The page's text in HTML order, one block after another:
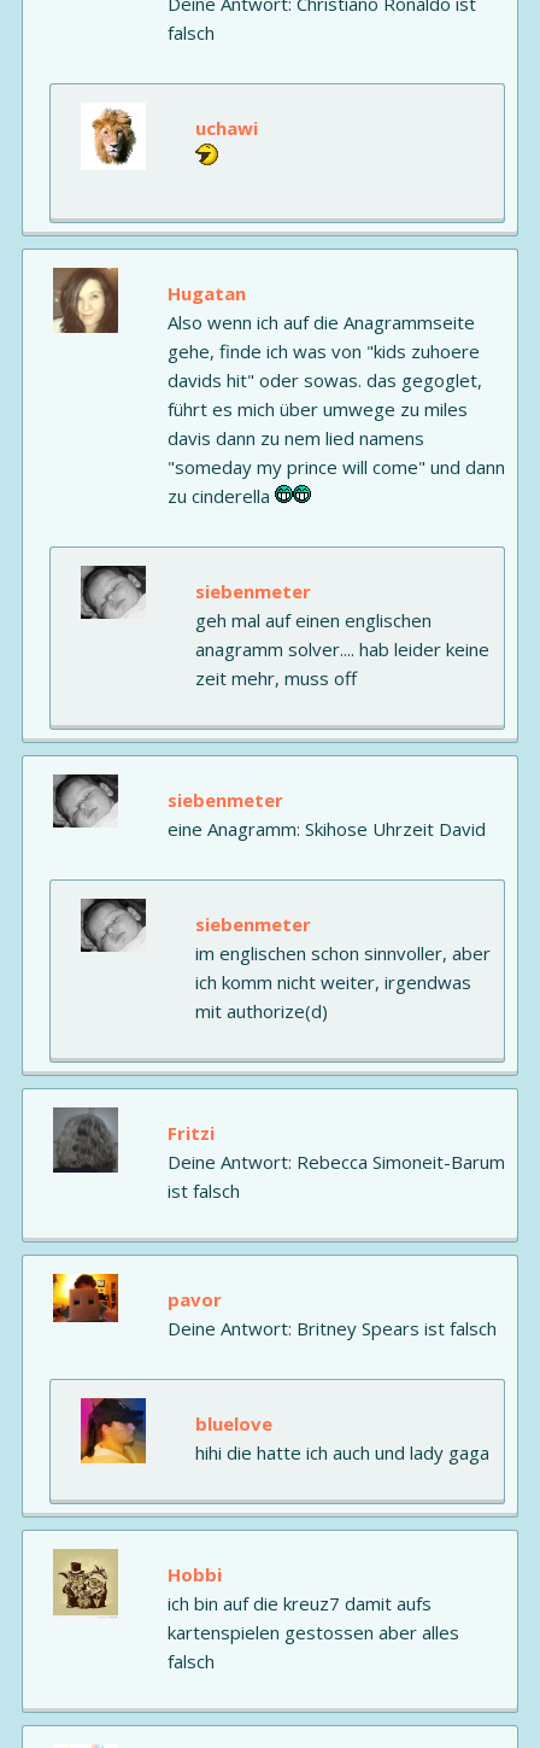
falsch
uchawi
Hugatan
Also wenn ich auf die Anagrammseite
gehe, finde ich was von "kids zuhoere
davids hit" oder sowas. das gegoglet,
führt es mich über umwege zu miles
davis dann zu nem lied namens
"someday my prince will come" und dann
zu cinderella
siebenmeter
geh mal auf einen englischen
anagramm solver.... hab leider keine
zeit mehr, muss off
siebenmeter
eine Anagramm: Skihose Uhrzeit David
siebenmeter
im englischen schon sinnvoller, aber
ich komm nicht weiter, irgendwas
mit authorize(d)
Fritzi
Deine Antwort: Rebecca Simoneit-Barum
ist falsch
pavor
Deine Antwort: Britney Spears ist falsch
bluelove
hihi die hatte ich auch und lady gaga
Hobbi
ich bin auf die kreuz7 damit aufs
kartenspielen gestossen aber alles
falsch